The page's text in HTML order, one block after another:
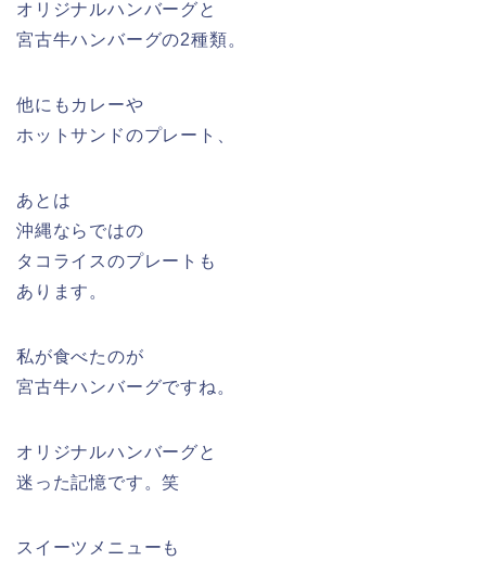
オリジナルハンバーグと
宮古牛ハンバーグの2種類。
他にもカレーや
ホットサンドのプレート、
あとは
沖縄ならではの
タコライスのプレートも
あります。
私が食べたのが
宮古牛ハンバーグですね。
オリジナルハンバーグと
迷った記憶です。笑
スイーツメニューも